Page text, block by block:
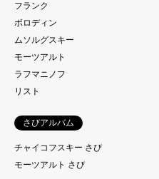
フランク
ボロディン
ムソルグスキー
モーツアルト
ラフマニノフ
リスト
さびアルバム
チャイコフスキー さび
モーツアルト さび